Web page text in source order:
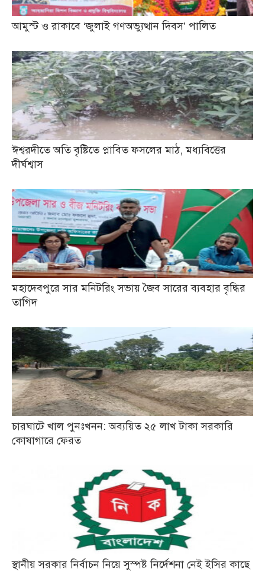
আমুস্ট ও রাকাবে ‘জুলাই গণঅভ্যুত্থান দিবস’ পালিত
ঈশ্বরদীতে অতি বৃষ্টিতে প্লাবিত ফসলের মাঠ, মধ্যবিত্তের
দীর্ঘশ্বাস
মহাদেবপুরে সার মনিটরিং সভায় জৈব সারের ব্যবহার বৃদ্ধির
তাগিদ
চারঘাটে খাল পুনঃখনন: অব্যয়িত ২৫ লাখ টাকা সরকারি
কোষাগারে ফেরত
স্থানীয় সরকার নির্বাচন নিয়ে সুস্পষ্ট নির্দেশনা নেই ইসির কাছে